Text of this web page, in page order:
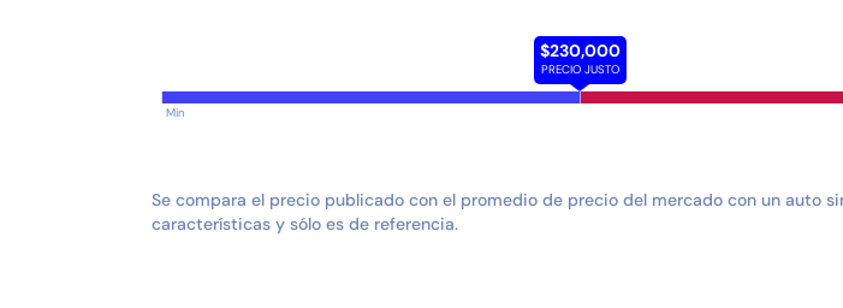
$230,000
PRECIO JUSTO
Min
Se compara el precio publicado con el promedio de precio del mercado con un auto
características y sólo es de referencia.